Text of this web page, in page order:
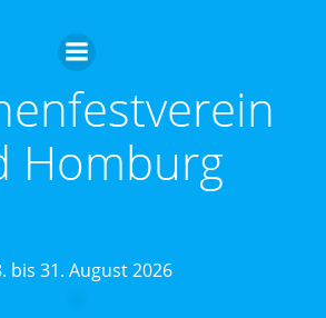
Inhalt
springen
Homburg
bis 31. August 2026